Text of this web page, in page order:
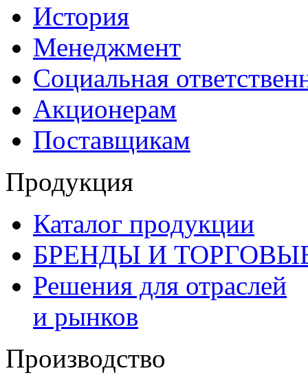
История
Менеджмент
Социальная
Акционерам
Поставщикам
Продукция
Каталог продукции
БРЕНДЫ И
Решения для отраслей
и рынков
Производство